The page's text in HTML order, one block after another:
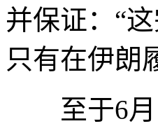
并保证：“
只有在伊朗
至于6月